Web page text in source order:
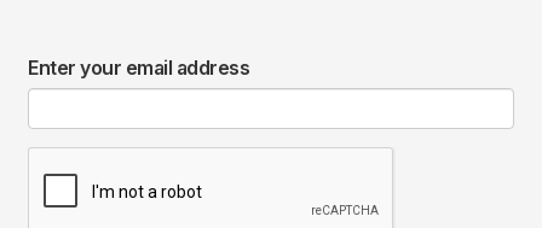
Enter your email address